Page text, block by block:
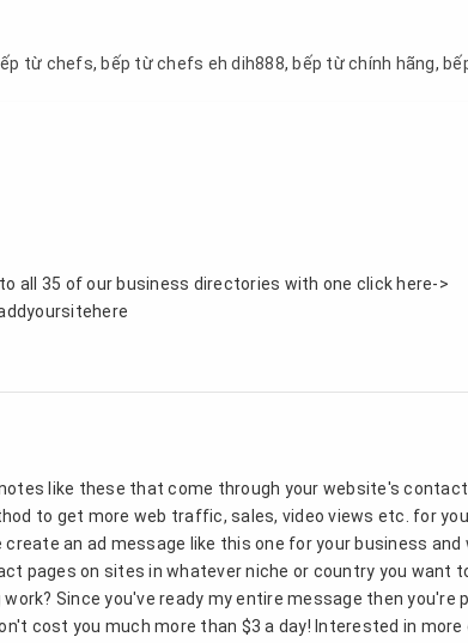
từ chefs, bếp từ chefs eh dih888, bếp từ chính hãng,
all 35 of our business directories with one click here->
notes like these that come through your website's
to get more web traffic, sales, video views etc. for
create an ad message like this one for your business
pages on sites in whatever niche or country you want
Since you've ready my entire message then you're
cost you much more than $3 a day! Interested in